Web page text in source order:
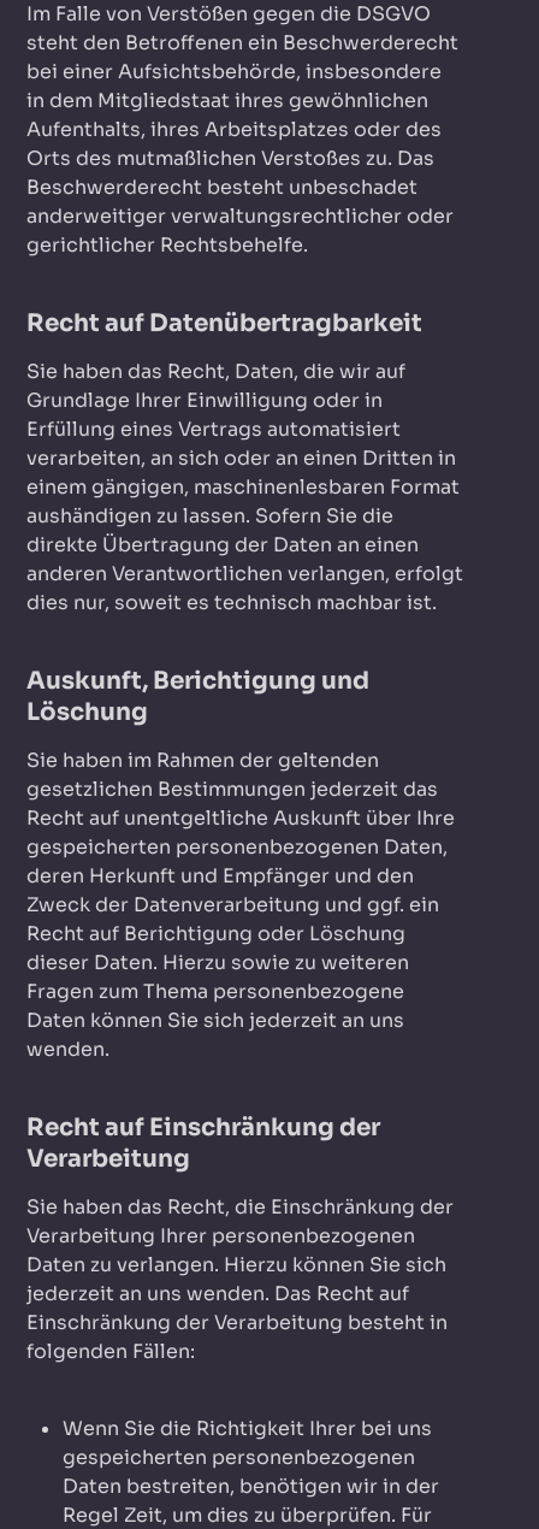
Im Falle von Verstößen gegen die DSGVO
steht den Betroffenen ein Beschwerderecht
bei einer Aufsichtsbehörde, insbesondere
in dem Mitgliedstaat ihres gewöhnlichen
Aufenthalts, ihres Arbeitsplatzes oder des
Orts des mutmaßlichen Verstoßes zu. Das
Beschwerderecht besteht unbeschadet
anderweitiger verwaltungsrechtlicher oder
gerichtlicher Rechtsbehelfe.
Recht auf Daten­übertrag­barkeit
Sie haben das Recht, Daten, die wir auf
Grundlage Ihrer Einwilligung oder in
Erfüllung eines Vertrags automatisiert
verarbeiten, an sich oder an einen Dritten in
einem gängigen, maschinenlesbaren Format
aushändigen zu lassen. Sofern Sie die
direkte Übertragung der Daten an einen
anderen Verantwortlichen verlangen, erfolgt
dies nur, soweit es technisch machbar ist.
Auskunft, Berichtigung und
Löschung
Sie haben im Rahmen der geltenden
gesetzlichen Bestimmungen jederzeit das
Recht auf unentgeltliche Auskunft über Ihre
gespeicherten personenbezogenen Daten,
deren Herkunft und Empfänger und den
Zweck der Datenverarbeitung und ggf. ein
Recht auf Berichtigung oder Löschung
dieser Daten. Hierzu sowie zu weiteren
Fragen zum Thema personenbezogene
Daten können Sie sich jederzeit an uns
wenden.
Recht auf Einschränkung der
Verarbeitung
Sie haben das Recht, die Einschränkung der
Verarbeitung Ihrer personenbezogenen
Daten zu verlangen. Hierzu können Sie sich
jederzeit an uns wenden. Das Recht auf
Einschränkung der Verarbeitung besteht in
folgenden Fällen:
Wenn Sie die Richtigkeit Ihrer bei uns
gespeicherten personenbezogenen
Daten bestreiten, benötigen wir in der
Regel Zeit, um dies zu überprüfen. Für